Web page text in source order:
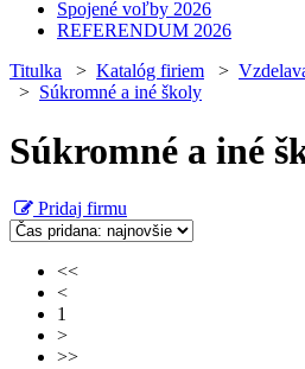
Spojené voľby 2026
REFERENDUM 2026
Titulka > Katalóg firiem >
> Súkromné a iné školy
Súkromné a iné
Pridaj firmu
<<
<
1
>
>>